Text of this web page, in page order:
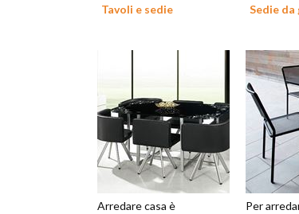
Tavoli e sedie
Arredare casa è
Sedie
Per